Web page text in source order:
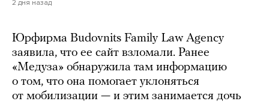
2 дня назад
Юрфирма Budovnits Family Law Agency
заявила, что ее сайт взломали. Ранее
«Медуза» обнаружила там информацию
о том, что она помогает уклоняться
от мобилизации — и этим занимается дочь